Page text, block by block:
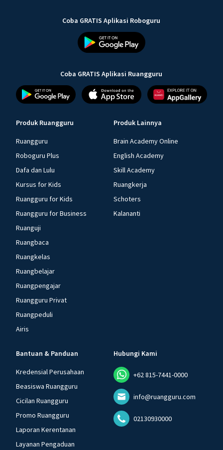
Coba GRATIS Aplikasi Roboguru
Coba GRATIS Aplikasi Ruangguru
Produk Ruangguru
Ruangguru
Roboguru Plus
Dafa dan Lulu
Kursus for Kids
Ruangguru for Kids
Ruangguru for Business
Ruanguji
Ruangbaca
Ruangkelas
Ruangbelajar
Ruangpengajar
Ruangguru Privat
Ruangpeduli
Airis
Produk Lainnya
Brain Academy Online
English Academy
Skill Academy
Ruangkerja
Schoters
Kalananti
Bantuan & Panduan
Kredensial Perusahaan
Beasiswa Ruangguru
Cicilan Ruangguru
Promo Ruangguru
Laporan Kerentanan
Layanan Pengaduan
Hubungi Kami
+62 815-7441-0000
info@ruangguru.com
02130930000